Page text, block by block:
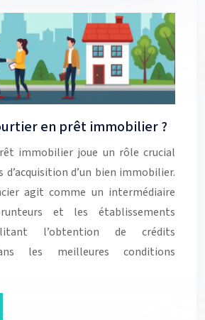
en prêt immobilier ?
immobilier joue un rôle crucial
d’acquisition d’un bien immobilier.
agit comme un intermédiaire
et les établissements
l’obtention de crédits
les meilleures conditions